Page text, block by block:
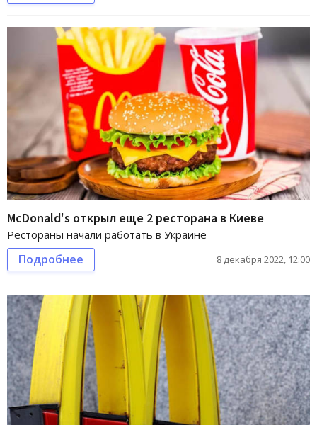
McDonald's открыл еще 2 ресторана в Киеве
Рестораны начали работать в Украине
Подробнее 8 декабря 2022, 12:00